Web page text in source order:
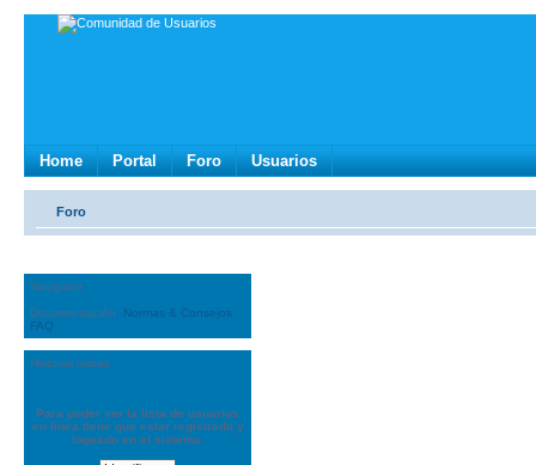
Home Portal Foro Usuarios
Foro
Navigator
Documentación
Normas & Consejos
FAQ
Historial visitas
Para poder ver la lista de usuarios
en línea tiene que estar registrado y
logeado en el sistema.